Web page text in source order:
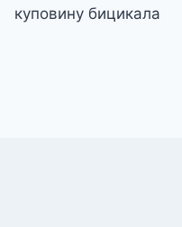
куповину бицикала